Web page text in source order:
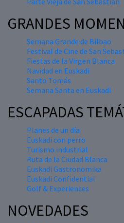
GRANDES
Semana Grande de Bilbao
Festival de Cine de San
Fiestas de la Virgen Blanca
Navidad en Euskadi
Santo Tomás
Semana Santa en Euskadi
ESCAPADAS
Planes de un día
Euskadi con perro
Turismo industrial
Ruta de la Ciudad Blanca
Euskadi Gastronomika
Euskadi Confidential
Golf & Experiences
NOVEDADES